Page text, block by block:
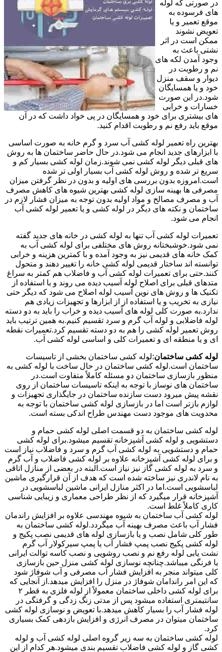
در صورتی که لوله
های فرسوده به
موقع تعمیر و یا
تعویض نشوند
ممکن است در اثر
نشتی باعث به
وجود آمدن لکه های
نم و رطوبت در
دیوار و سقف منزل
خود و یا همسایگان
شود.در این صورت
خسارات و خرابی
های بیشتری برای خود و همسایگان در پی خواد داشت که در آن
موقع باید رفع نم و رطوبت اقدام کنید.
بهترین راه تعمیر لوله کشی آب سرد و گرم خانه به صورت اساسی
با ابزارهای جدید انجام می شود.در حال حاضر ساختمان ها به روش
های قبلی دیگر لوله کشی نمی شوند.زمان لوله کشی بسیار کم و
سریع تر شده و روش لوله کشی آب بسیار اولی تر شده
است.امروزه بدون بررسی های اولیه و بدون در نظر گرفتن میزان
مصرفی ها بهینه سازی لوله کشی بهترین شیوه های کاهش مصرف
آب و مصرف مصالح و مواد اولیه بدون توجه به میزان فشار لازم در
ساختمان و نکته های دیگر در لوله کشی و یا تعمیر لوله کشی آب
انجام می شود.
تعمیرات لوله کشی آب تنها به لوله کشی در خانه های جدید گفته
نمی شود.خوشبختانه روش های مختلفی برای لوله کشی آب به
کمک خانه های قدیمی نیز به وجود آمده و با کمترین هزینه و خرابی
توانسته اند ساختار قدیمی لوله کشی خانه را تغییر دهند و متحول
کنند.حتی برای تعمیرات لوله کشی آب و فاضلاب هم کمتر به سراغ
متدهای قبلی برای اصلاح لوله آسیب دیده می روند و با استفاده از
تکنیک ها و روش های نوین آسیب لوله اصلاح می شود که دیگر حتی
نیازی به تخریب و یا استفاده از از ابزارها و تجهیزات زیادی هم
ندارد.به صورت کلی لوله های آسیب دیده و خراب را باید به دو دسته
لوله فاضلابی و لوله آب گرم و سرد تقسیم کنیم.به همین ترتیب باید
روش تعمیر لوله کشی را هم به دو دسته تقسیم کرد.تعمیرات نقطه
ای و یا منطقه ای و تعمیرات کلی و اساسی لوله کشی آب.
لوله کشی ساختمان:لوله کشی ساختمان بخشی از تاسیسات
ساختمان است.لوله کشی ساختمان در حال ساخت با لوله کشی به
منظور بازسازی ساختمان دو مسئله کاملاً متفاوت است.در
ساختمان های نوساز با توجه به اینکه تاسیسات ساختمان از روی
نقشه پیش میرود دست سازنده ساختمان در جایگذاری تجهیزات و
لوازم بازتر است اما در بازسازی لوله کشی ساختمان با توجه به
محدویت های موجود دست مهندس طراح اندکی بسته است.
لوله کشی ساختمان به دو قسمت اصلی لوله کشی حمام و
دستشویی و لوله کشی آشپزخانه تقسیم میشود.برای لوله کشی
حمام و دستشویی به لوله کشی آب گرم و سرد و فاضلاب نیاز است
و برای لوله کشی آشپزخانه علاوه بر لوله کشی فاضلاب و آب گرم
و سرد به لوله کشی گاز نیز نیاز است.البته در بعضی از منازل اتاقی
به نام لاندری نیز ساخته شده است که هدف از آن قرارگیری ماشین
لباسشویی است.اما در اکثر منازل ایرانی ماشین لباسشویی در
آشپزخانه قرار میگیرد که از نظر طراحی معماری و زیبایی شناسی
کاری کاملاً غلط است.
لوله کشی آب ساختمان به شیوه مهندسی علاوه بر افزایش راندمان
فشار آب باعث مصرف بهینه آب میگردد.لوله کشی ساختمان به
طور کلی شامل نصب و یا بازسازی لوله های قدیمی نصب پکیج و
لوله کشی پکیج نصب پمپ فشار آب یا پمپ سیرکولار آب گرم
نشت یابی لوله رفع نم و نصب روشویی و نصب کاسه توالت ایرانی
یا فرنگی میباشد.چنانچه نوسازی لوله کشی منزل حین بازسازی
کلی میتواند منجر به افزایش فشار آب مصرفی و آب شوفاژ شود
که این امر راندامان شوفاژ در منزل را افزایش میدهد.از آنجایی که
برای لوله کشی داخلی ساختمان معمولاً از لوله فلزی به قطر ۲
سانتیمتری استفاده میشود پس از مدتی زنگ زدگی و گرفتگی در
لوله فشار آب را بسیار کاهش میدهد.با تعویض و نوسازی لوله کشی
ساختمان میتوان در مصرف انرژی و افزایش بازدهی کمک بسیاری
کرد.
لوله کشی ساختمان به سه زیر گروه اصلی لوله کشی آب و لوله
کشی گاز و لوله کشی فاضلاب تقسیم بندی میشود.هر کدام از این